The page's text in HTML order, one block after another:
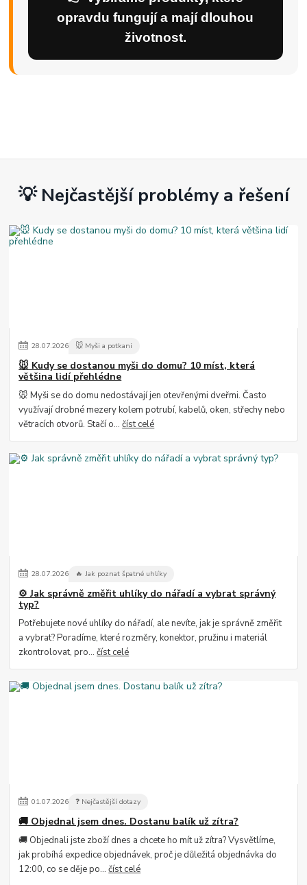
opravdu fungují a mají dlouhou
životnost.
💡 Nejčastější problémy a řešení
28.07.2026 🐭 Myši a potkani
🐭 Kudy se dostanou myši do domu? 10 míst, která
většina lidí přehlédne
🐭 Myši se do domu nedostávají jen otevřenými dveřmi. Často
využívají drobné mezery kolem potrubí, kabelů, oken, střechy nebo
větracích otvorů. Stačí o...číst celé
28.07.2026 🔥 Jak poznat špatné uhlíky
⚙️ Jak správně změřit uhlíky do nářadí a vybrat správný
typ?
Potřebujete nové uhlíky do nářadí, ale nevíte, jak je správně změřit
a vybrat? Poradíme, které rozměry, konektor, pružinu i materiál
zkontrolovat, pro...číst celé
01.07.2026 ❓ Nejčastější dotazy
🚚 Objednal jsem dnes. Dostanu balík už zítra?
🚚 Objednali jste zboží dnes a chcete ho mít už zítra? Vysvětlíme,
jak probíhá expedice objednávek, proč je důležitá objednávka do
12:00, co se děje po...číst celé